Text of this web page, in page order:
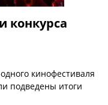
конкурса
кинофестиваля
подведены итоги